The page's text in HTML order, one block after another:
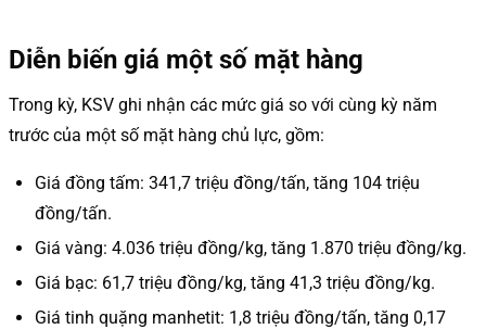
Diễn biến giá một số mặt hàng
Trong kỳ, KSV ghi nhận các mức giá so với cùng kỳ năm
trước của một số mặt hàng chủ lực, gồm:
Giá đồng tấm: 341,7 triệu đồng/tấn, tăng 104 triệu
đồng/tấn.
Giá vàng: 4.036 triệu đồng/kg, tăng 1.870 triệu đồng/kg.
Giá bạc: 61,7 triệu đồng/kg, tăng 41,3 triệu đồng/kg.
Giá tinh quặng manhetit: 1,8 triệu đồng/tấn, tăng 0,17